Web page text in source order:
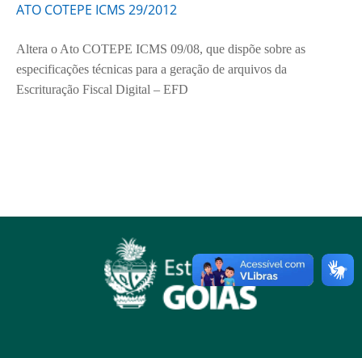
ATO COTEPE ICMS 29/2012
Altera o Ato COTEPE ICMS 09/08, que dispõe sobre as
especificações técnicas para a geração de arquivos da
Escrituração Fiscal Digital – EFD